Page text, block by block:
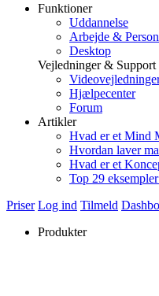
Funktioner
Uddannelse
Arbejde &
Desktop
Vejledninger & Support
Hjælpecenter
Forum
Artikler
Hvad er et Mind
Hvordan laver
Hvad er et
Top 29
Priser Log ind Tilmeld
Produkter